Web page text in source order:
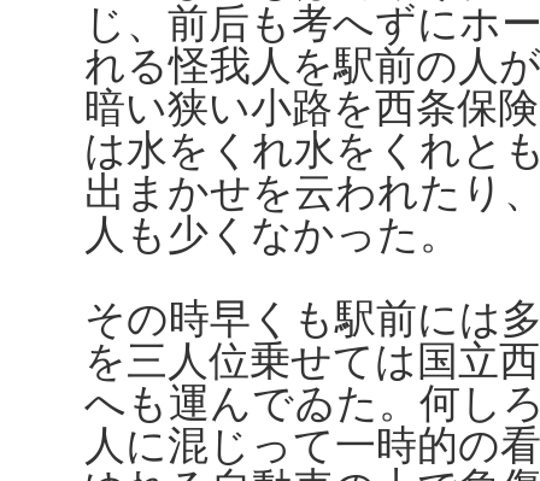
じ、前后も考へずにホ
れる怪我人を駅前の人
暗い狭い小路を西条保
は水をくれ水をくれと
出まかせを云われたり
人も少くなかった。
その時早くも駅前には
を三人位乗せては国立
へも運んでゐた。何し
人に混じって一時的の